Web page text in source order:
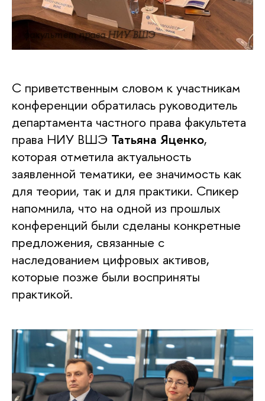
факультет права НИУ ВШЭ
С приветственным словом к участникам
конференции обратилась руководитель
департамента частного права факультета
права НИУ ВШЭ Татьяна Яценко,
которая отметила актуальность
заявленной тематики, ее значимость как
для теории, так и для практики. Спикер
напомнила, что на одной из прошлых
конференций были сделаны конкретные
предложения, связанные с
наследованием цифровых активов,
которые позже были восприняты
практикой.